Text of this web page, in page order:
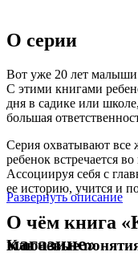
О серии
Вот уже 20 лет малыши
С этими книгами
дня в садике или
большая
Серия охватывают
ребенок встречается
Ассоциируя себя с
ее историю, учится и
О чём книга
магазине»
Развернуть описание
Ключевые